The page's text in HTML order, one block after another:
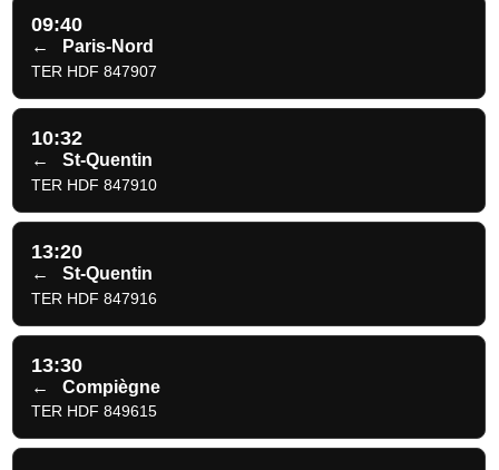
09:40
← Paris-Nord
TER HDF 847907
10:32
← St-Quentin
TER HDF 847910
13:20
← St-Quentin
TER HDF 847916
13:30
← Compiègne
TER HDF 849615